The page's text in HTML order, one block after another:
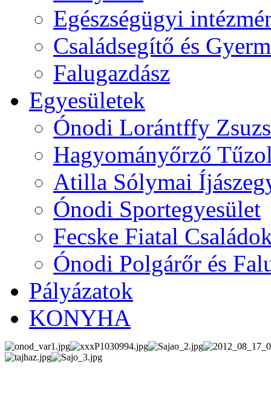
Egészségügyi
Családsegítő és
Falugazdász
Egyesületek
Ónodi Lorántffy
Hagyományőrző
Atilla Sólymai
Ónodi Sportegyesület
Fecske Fiatal
Ónodi Polgárőr és
Pályázatok
KONYHA